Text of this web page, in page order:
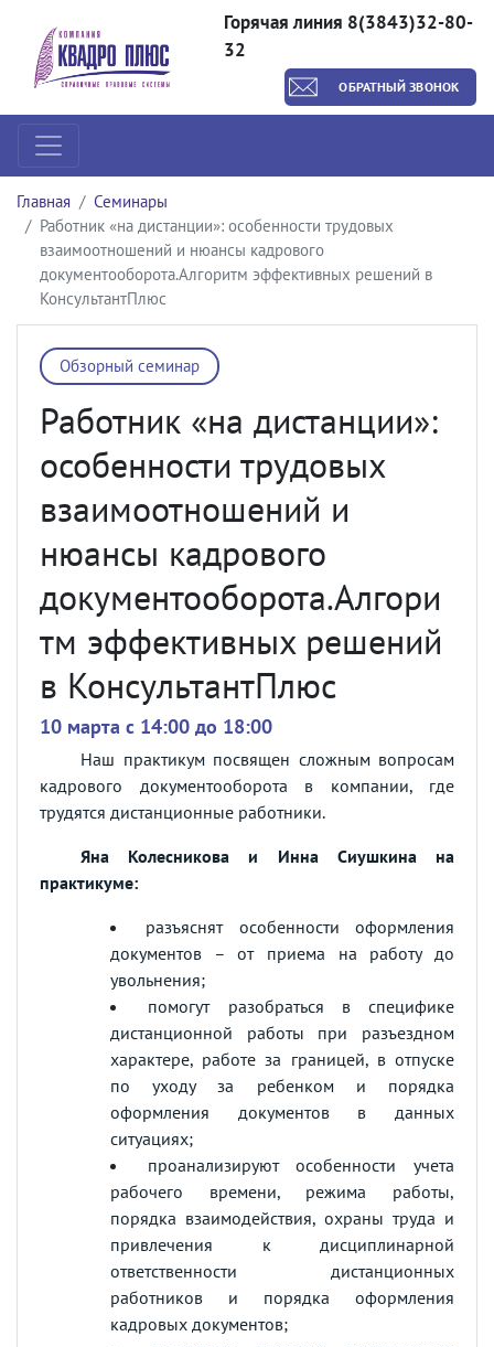
Горячая линия 8(3843)32-80-
32
ОБРАТНЫЙ ЗВОНОК
Главная
Семинары
Работник «на дистанции»: особенности трудовых
взаимоотношений и нюансы кадрового
документооборота.Алгоритм эффективных решений в
КонсультантПлюс
Обзорный семинар
Работник «на дистанции»:
особенности трудовых
взаимоотношений и
нюансы кадрового
документооборота.Алгори
тм эффективных решений
в КонсультантПлюс
10 марта c 14:00 до 18:00
Наш практикум посвящен сложным вопросам
кадрового документооборота в компании, где
трудятся дистанционные работники.
Яна Колесникова и Инна Сиушкина на
практикуме:
разъяснят особенности оформления
документов – от приема на работу до
увольнения;
помогут разобраться в специфике
дистанционной работы при разъездном
характере, работе за границей, в отпуске
по уходу за ребенком и порядка
оформления документов в данных
ситуациях;
проанализируют особенности учета
рабочего времени, режима работы,
порядка взаимодействия, охраны труда и
привлечения к дисциплинарной
ответственности дистанционных
работников и порядка оформления
кадровых документов;